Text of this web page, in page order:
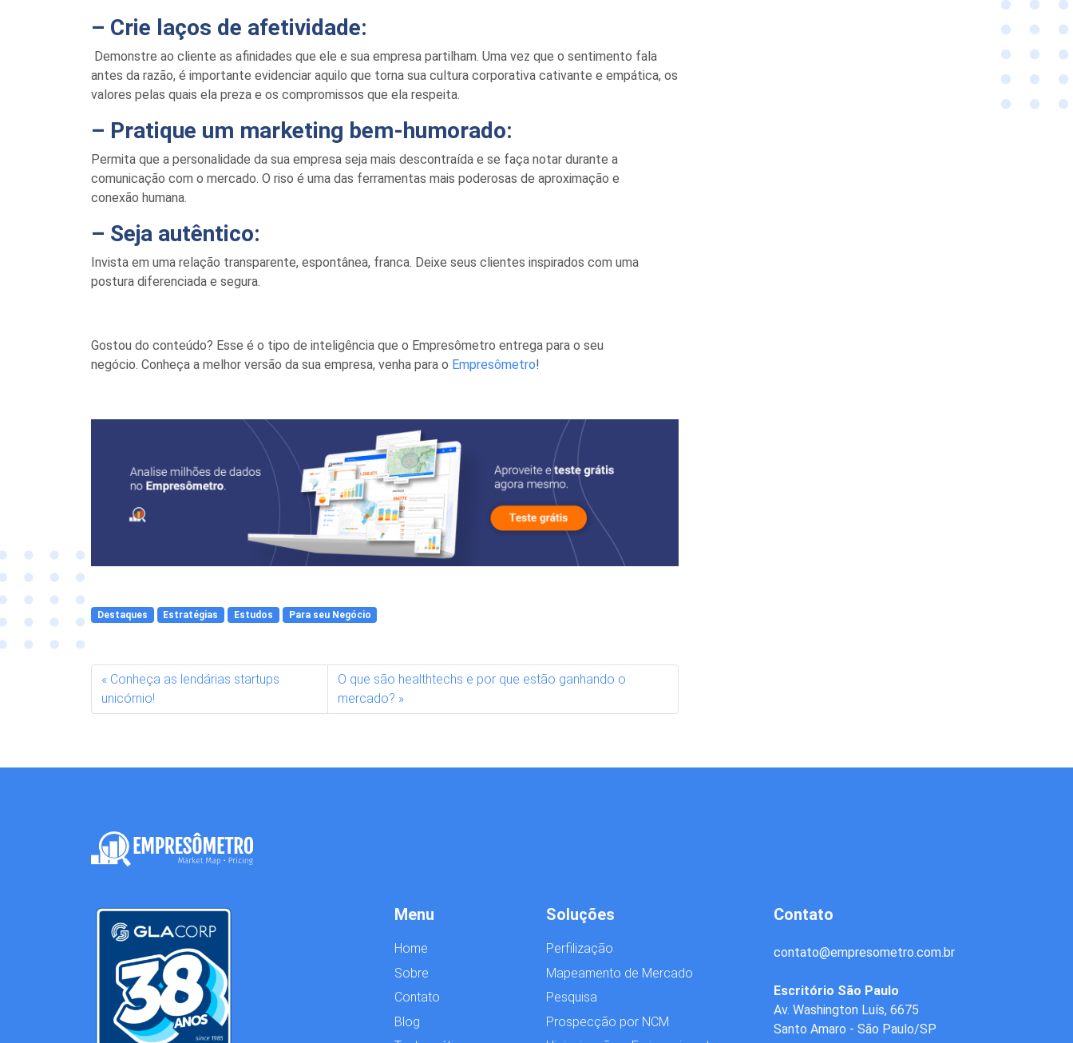
– Crie laços de afetividade:
Demonstre ao cliente as afinidades que ele e sua empresa partilham. Uma vez que o sentimento fala
antes da razão, é importante evidenciar aquilo que torna sua cultura corporativa cativante e empática, os
valores pelas quais ela preza e os compromissos que ela respeita.
– Pratique um marketing bem-humorado:
Permita que a personalidade da sua empresa seja mais descontraída e se faça notar durante a
comunicação com o mercado. O riso é uma das ferramentas mais poderosas de aproximação e
conexão humana.
– Seja autêntico:
Invista em uma relação transparente, espontânea, franca. Deixe seus clientes inspirados com uma
postura diferenciada e segura.
Gostou do conteúdo? Esse é o tipo de inteligência que o Empresômetro entrega para o seu
negócio. Conheça a melhor versão da sua empresa, venha para o Empresômetro!
Destaques Estratégias Estudos Para seu Negócio
Conheça as lendárias startups
unicórnio!
O que são healthtechs e por que estão ganhando o
mercado?
Menu
Home
Sobre
Contato
Blog
Soluções
Perfilização
Mapeamento de Mercado
Pesquisa
Prospecção por NCM
Contato
contato@empresometro.com.br
Escritório São Paulo
Av. Washington Luís, 6675
Santo Amaro - São Paulo/SP